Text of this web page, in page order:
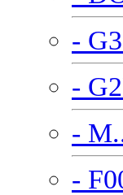
-
-
-
-